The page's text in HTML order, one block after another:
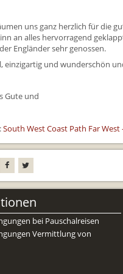
uns ganz herzlich für die
an alles hervorragend
Engländer sehr genossen.
einzigartig und wunderschön
Gute und
South West Coast Path Far
bei Pauschalreisen
Vermittlung von